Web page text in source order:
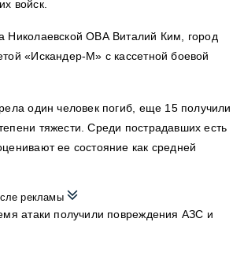
войск.
Николаевской ОВА Виталий Ким, город
«Искандер-М» с кассетной боевой
один человек погиб, еще 15 получили
тяжести. Среди пострадавших есть
ее состояние как средней
рекламы
атаки получили повреждения АЗС и